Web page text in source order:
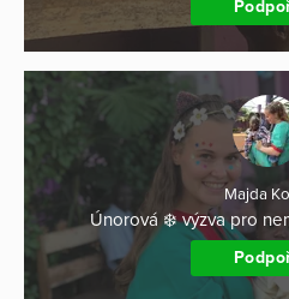
Majda
Únorová ❄️ výzva pro